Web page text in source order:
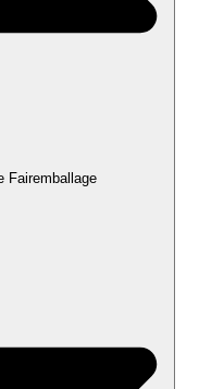
Fairemballage